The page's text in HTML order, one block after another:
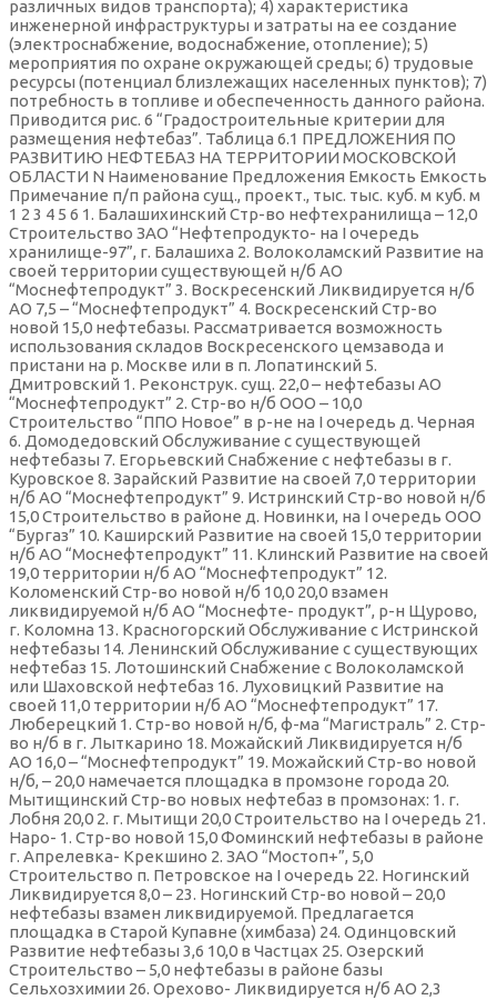
различных видов транспорта); 4) характеристика
инженерной инфраструктуры и затраты на ее создание
(электроснабжение, водоснабжение, отопление); 5)
мероприятия по охране окружающей среды; 6) трудовые
ресурсы (потенциал близлежащих населенных пунктов); 7)
потребность в топливе и обеспеченность данного района.
Приводится рис. 6 “Градостроительные критерии для
размещения нефтебаз”. Таблица 6.1 ПРЕДЛОЖЕНИЯ ПО
РАЗВИТИЮ НЕФТЕБАЗ НА ТЕРРИТОРИИ МОСКОВСКОЙ
ОБЛАСТИ N Наименование Предложения Емкость Емкость
Примечание п/п района сущ., проект., тыс. тыс. куб. м куб. м
1 2 3 4 5 6 1. Балашихинский Стр-во нефтехранилища – 12,0
Строительство ЗАО “Нефтепродукто- на I очередь
хранилище-97”, г. Балашиха 2. Волоколамский Развитие на
своей территории существующей н/б АО
“Моснефтепродукт” 3. Воскресенский Ликвидируется н/б
АО 7,5 – “Моснефтепродукт” 4. Воскресенский Стр-во
новой 15,0 нефтебазы. Рассматривается возможность
использования складов Воскресенского цемзавода и
пристани на р. Москве или в п. Лопатинский 5.
Дмитровский 1. Реконструк. сущ. 22,0 – нефтебазы АО
“Моснефтепродукт” 2. Стр-во н/б ООО – 10,0
Строительство “ППО Новое” в р-не на I очередь д. Черная
6. Домодедовский Обслуживание с существующей
нефтебазы 7. Егорьевский Снабжение с нефтебазы в г.
Куровское 8. Зарайский Развитие на своей 7,0 территории
н/б АО “Моснефтепродукт” 9. Истринский Стр-во новой н/б
15,0 Строительство в районе д. Новинки, на I очередь ООО
“Бургаз” 10. Каширский Развитие на своей 15,0 территории
н/б АО “Моснефтепродукт” 11. Клинский Развитие на своей
19,0 территории н/б АО “Моснефтепродукт” 12.
Коломенский Стр-во новой н/б 10,0 20,0 взамен
ликвидируемой н/б АО “Моснефте- продукт”, р-н Щурово,
г. Коломна 13. Красногорский Обслуживание с Истринской
нефтебазы 14. Ленинский Обслуживание с существующих
нефтебаз 15. Лотошинский Снабжение с Волоколамской
или Шаховской нефтебаз 16. Луховицкий Развитие на
своей 11,0 территории н/б АО “Моснефтепродукт” 17.
Люберецкий 1. Стр-во новой н/б, ф-ма “Магистраль” 2. Стр-
во н/б в г. Лыткарино 18. Можайский Ликвидируется н/б
АО 16,0 – “Моснефтепродукт” 19. Можайский Стр-во новой
н/б, – 20,0 намечается площадка в промзоне города 20.
Мытищинский Стр-во новых нефтебаз в промзонах: 1. г.
Лобня 20,0 2. г. Мытищи 20,0 Строительство на I очередь 21.
Наро- 1. Стр-во новой 15,0 Фоминский нефтебазы в районе
г. Апрелевка- Крекшино 2. ЗАО “Мостоп+”, 5,0
Строительство п. Петровское на I очередь 22. Ногинский
Ликвидируется 8,0 – 23. Ногинский Стр-во новой – 20,0
нефтебазы взамен ликвидируемой. Предлагается
площадка в Старой Купавне (химбаза) 24. Одинцовский
Развитие нефтебазы 3,6 10,0 в Частцах 25. Озерский
Строительство – 5,0 нефтебазы в районе базы
Сельхозхимии 26. Орехово- Ликвидируется н/б АО 2,3